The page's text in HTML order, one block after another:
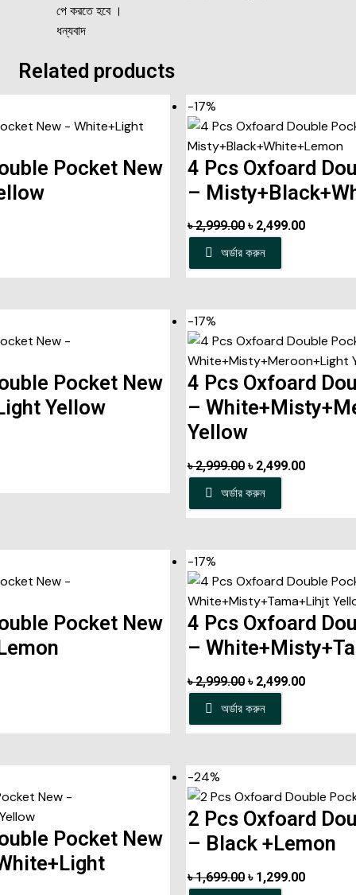
পে করতে হবে ।
ধন্যবাদ
Related products
Pocket New
-17%
4 Pcs Oxfoard
–
৳2,999.00 ৳ 2,499.00
অর্ডার করুন
Pocket New
Yellow
-17%
4 Pcs Oxfoard
–
Yellow
৳2,999.00 ৳ 2,499.00
অর্ডার করুন
Pocket New
-17%
4 Pcs Oxfoard
–
৳2,999.00 ৳ 2,499.00
অর্ডার করুন
Pocket New
-24%
2 Pcs Oxfoard
– Black +Lemon
৳1,699.00 ৳ 1,299.00